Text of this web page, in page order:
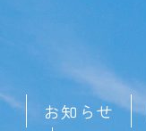
お知らせ